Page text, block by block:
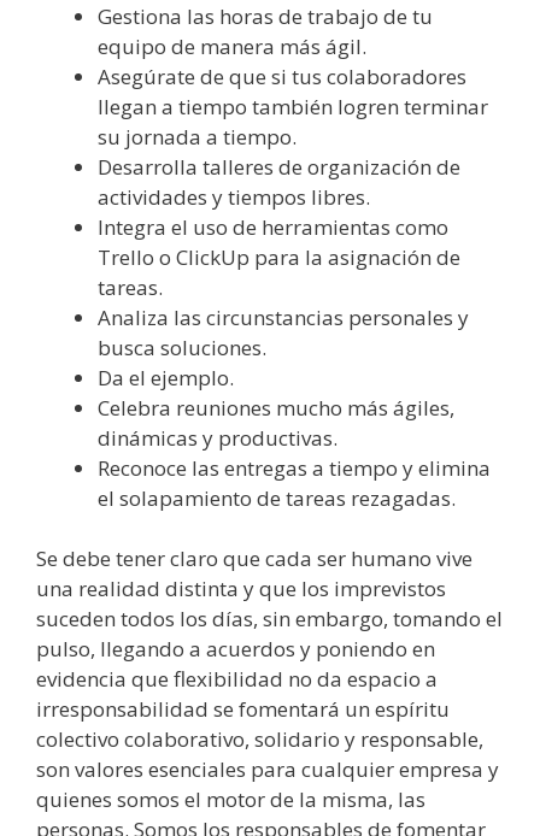
Gestiona las horas de trabajo de tu
equipo de manera más ágil.
Asegúrate de que si tus colaboradores
llegan a tiempo también logren terminar
su jornada a tiempo.
Desarrolla talleres de organización de
actividades y tiempos libres.
Integra el uso de herramientas como
Trello o ClickUp para la asignación de
tareas.
Analiza las circunstancias personales y
busca soluciones.
Da el ejemplo.
Celebra reuniones mucho más ágiles,
dinámicas y productivas.
Reconoce las entregas a tiempo y elimina
el solapamiento de tareas rezagadas.
Se debe tener claro que cada ser humano vive
una realidad distinta y que los imprevistos
suceden todos los días, sin embargo, tomando el
pulso, llegando a acuerdos y poniendo en
evidencia que flexibilidad no da espacio a
irresponsabilidad se fomentará un espíritu
colectivo colaborativo, solidario y responsable,
son valores esenciales para cualquier empresa y
quienes somos el motor de la misma, las
personas. Somos los responsables de fomentar